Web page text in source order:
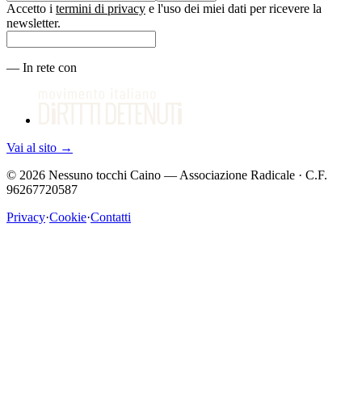
Accetto i termini di privacy e l'uso dei miei dati per ricevere la
newsletter.
— In rete con
Vai al sito →
© 2026 Nessuno tocchi Caino — Associazione Radicale · C.F.
96267720587
Privacy·Cookie·Contatti